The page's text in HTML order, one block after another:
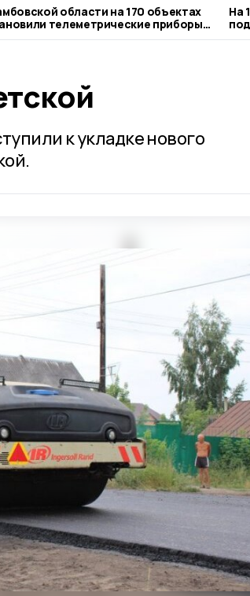
области на 170 объектах
телеметрические приборы
газа
На
к укладке нового